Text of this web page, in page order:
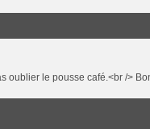
oublier le pousse café.<br />